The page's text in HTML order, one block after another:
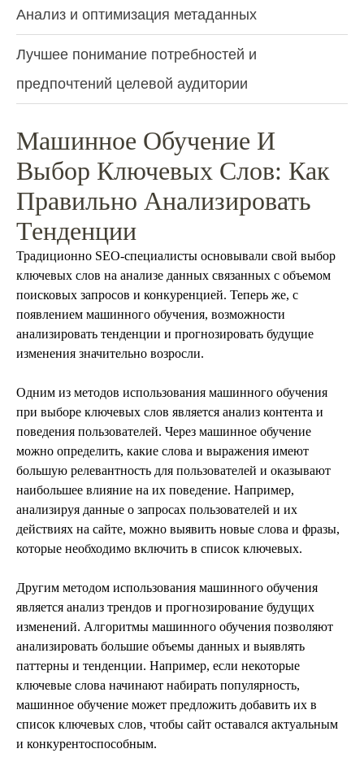
Анализ и оптимизация метаданных
Лучшее понимание потребностей и
предпочтений целевой аудитории
Машинное Обучение И
Выбор Ключевых Слов: Как
Правильно Анализировать
Тенденции
Традиционно SEO-специалисты основывали свой выбор
ключевых слов на анализе данных связанных с объемом
поисковых запросов и конкуренцией. Теперь же, с
появлением машинного обучения, возможности
анализировать тенденции и прогнозировать будущие
изменения значительно возросли.
Одним из методов использования машинного обучения
при выборе ключевых слов является анализ контента и
поведения пользователей. Через машинное обучение
можно определить, какие слова и выражения имеют
большую релевантность для пользователей и оказывают
наибольшее влияние на их поведение. Например,
анализируя данные о запросах пользователей и их
действиях на сайте, можно выявить новые слова и фразы,
которые необходимо включить в список ключевых.
Другим методом использования машинного обучения
является анализ трендов и прогнозирование будущих
изменений. Алгоритмы машинного обучения позволяют
анализировать большие объемы данных и выявлять
паттерны и тенденции. Например, если некоторые
ключевые слова начинают набирать популярность,
машинное обучение может предложить добавить их в
список ключевых слов, чтобы сайт оставался актуальным
и конкурентоспособным.